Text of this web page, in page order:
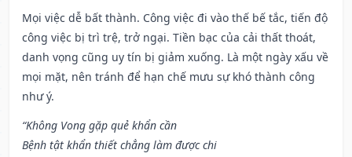
Mọi việc dễ bất thành. Công việc đi vào thế bế tắc, tiến độ
công việc bị trì trệ, trở ngại. Tiền bạc của cải thất thoát,
danh vọng cũng uy tín bị giảm xuống. Là một ngày xấu về
mọi mặt, nên tránh để hạn chế mưu sự khó thành công
như ý.
“Không Vong gặp quẻ khẩn cần
Bệnh tật khẩn thiết chẳng làm được chi